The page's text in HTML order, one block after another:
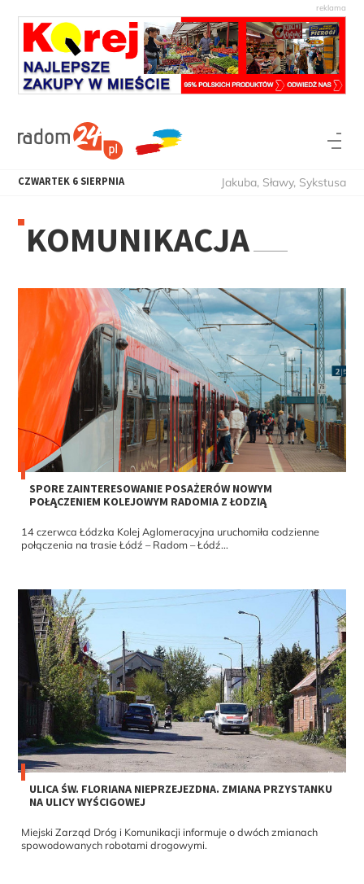
CZWARTEK 6 SIERPNIA Jakuba, Sławy, Sykstusa
KOMUNIKACJA
SPORE ZAINTERESOWANIE POSAŻERÓW NOWYM
POŁĄCZENIEM KOLEJOWYM RADOMIA Z ŁODZIĄ
14 czerwca Łódzka Kolej Aglomeracyjna uruchomiła codzienne
połączenia na trasie Łódź – Radom – Łódź...
ULICA ŚW. FLORIANA NIEPRZEJEZDNA. ZMIANA PRZYSTANKU
NA ULICY WYŚCIGOWEJ
Miejski Zarząd Dróg i Komunikacji informuje o dwóch zmianach
spowodowanych robotami drogowymi.